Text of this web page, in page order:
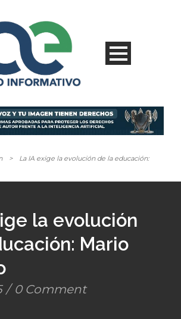
>
La IA exige la evolución de la educación:
la evolución
Mario
/ 0 Comment